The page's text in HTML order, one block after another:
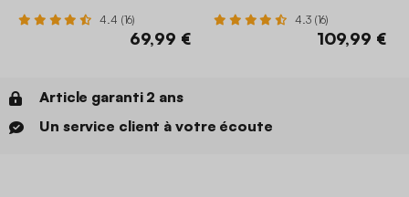
4.4 (16)
69,99 €
4.3 (16)
109,99 €
Article garanti 2 ans
Un service client à votre écoute